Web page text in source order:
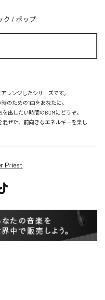
ク / ポップ
アレンジしたシリーズです。
のための1曲をあなたに。
出したい時間のBGMにどうぞ。
ぜた、前向きなエネルギーを楽し
Priest